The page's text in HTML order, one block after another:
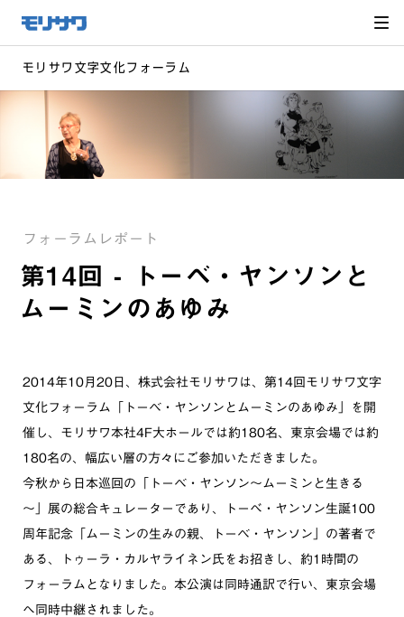
メ
ニュー
飛ばし
へ移動
モリサワ文字文化フォーラム
フォーラムレポート
第14回 - トーベ・ヤンソンと
ムーミンのあゆみ
2014年10月20日、株式会社モリサワは、第14回モリサワ文字
文化フォーラム「トーベ・ヤンソンとムーミンのあゆみ」を開
催し、モリサワ本社4F大ホールでは約180名、東京会場では約
180名の、幅広い層の方々にご参加いただきました。
今秋から日本巡回の「トーベ・ヤンソン～ムーミンと生きる
～」展の総合キュレーターであり、トーべ・ヤンソン生誕100
周年記念「ムーミンの生みの親、トーベ・ヤンソン」の著者で
ある、トゥーラ・カルヤライネン氏をお招きし、約1時間の
フォーラムとなりました。本公演は同時通訳で行い、東京会場
へ同時中継されました。